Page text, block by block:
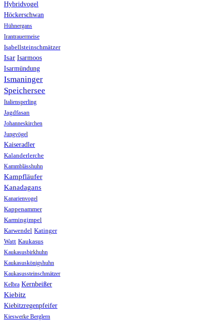
Hybridvogel
Höckerschwan
Hühnergans
Irantrauermeise
Isabellsteinschmätzer
Isar Isarmoos
Isarmündung
Ismaninger
Speichersee
Italiensperling
Jagdfasan
Johanneskirchen
Jungvögel
Kaiseradler
Kalanderlerche
Kammblässhuhn
Kampfläufer
Kanadagans
Kanarienvogel
Kappenammer
Karmingimpel
Karwendel Katinger
Watt Kaukasus
Kaukasusbirkhuhn
Kaukasuskönigshuhn
Kaukasussteinschmätzer
Kelbra Kernbeißer
Kiebitz
Kiebitzregenpfeifer
Kieswerke Berglern